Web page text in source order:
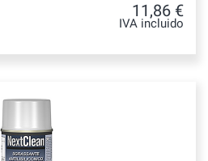
11,86 €
IVA incluido